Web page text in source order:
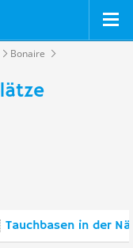
Bonaire
Tauchbasen in der